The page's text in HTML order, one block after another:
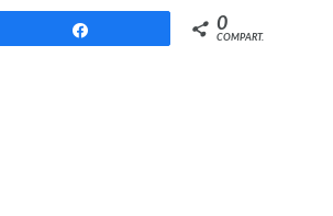
0
COMPART.